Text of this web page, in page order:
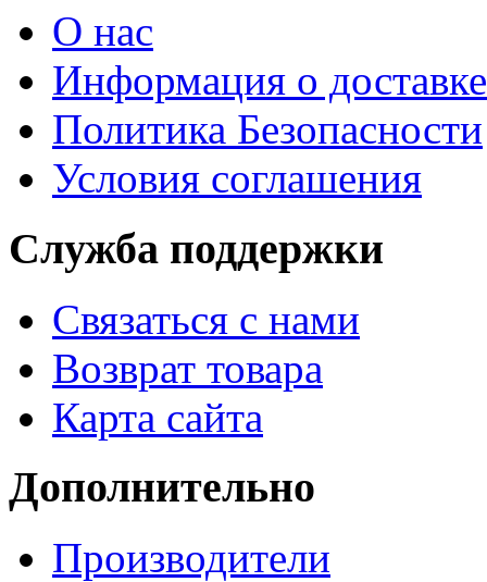
О нас
Информация о доставке
Политика Безопасности
Условия соглашения
Служба поддержки
Связаться с нами
Возврат товара
Карта сайта
Дополнительно
Производители